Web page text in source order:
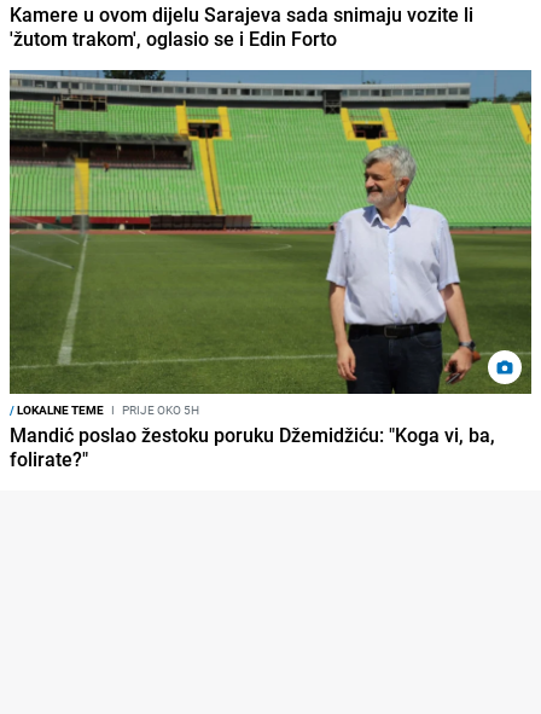
Kamere u ovom dijelu Sarajeva sada snimaju vozite li
'žutom trakom', oglasio se i Edin Forto
/LOKALNE TEME I PRIJE OKO 5H
Mandić poslao žestoku poruku Džemidžiću: "Koga vi, ba,
folirate?"